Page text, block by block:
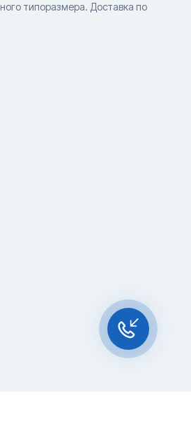
типоразмера. Доставка по